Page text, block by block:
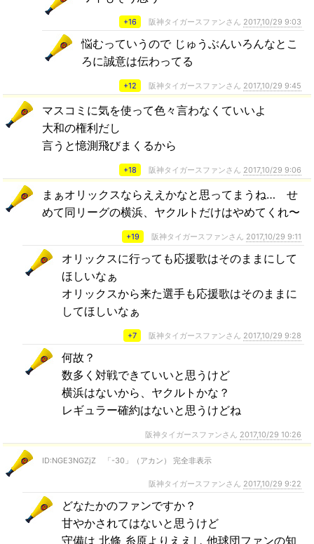
+16 阪神タイガースファンさん 2017,10/29 9:03
悩むっていうので じゅうぶんいろんなとこ
ろに誠意は伝わってる
+12 阪神タイガースファンさん 2017,10/29 9:45
マスコミに気を使って色々言わなくていいよ
大和の権利だし
言うと憶測飛びまくるから
+18 阪神タイガースファンさん 2017,10/29 9:06
まぁオリックスならええかなと思ってまうね… せ
めて同リーグの横浜、ヤクルトだけはやめてくれ〜
+19 阪神タイガースファンさん 2017,10/29 9:11
オリックスに行っても応援歌はそのままにして
ほしいなぁ
オリックスから来た選手も応援歌はそのままに
してほしいなぁ
+7 阪神タイガースファンさん 2017,10/29 9:28
何故？
数多く対戦できていいと思うけど
横浜はないから、ヤクルトかな？
レギュラー確約はないと思うけどね
阪神タイガースファンさん 2017,10/29 10:26
ID:NGE3NGZjZ 「-30」（アカン） 完全非表示
阪神タイガースファンさん 2017,10/29 9:22
どなたかのファンですか？
甘やかされてはないと思うけど
守備は 北條 糸原よりええし 他球団ファンの知